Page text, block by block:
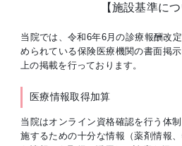
【施設基準につ
当院では、令和6年6月の診療報酬改
められている保険医療機関の書面掲
上の掲載を行っております。
医療情報取得加算
当院はオンライン資格確認を行う体
施するための十分な情報（薬剤情報